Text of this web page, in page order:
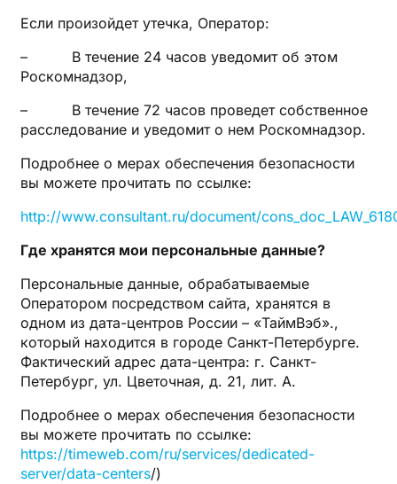
Если произойдет утечка, Оператор:
– В течение 24 часов уведомит об этом
Роскомнадзор,
– В течение 72 часов проведет собственное
расследование и уведомит о нем Роскомнадзор.
Подробнее о мерах обеспечения безопасности
вы можете прочитать по ссылке:
http://www.consultant.ru/document/
Где хранятся мои персональные данные?
Персональные данные, обрабатываемые
Оператором посредством сайта, хранятся в
одном из дата-центров России – «ТаймВэб».,
который находится в городе Санкт-Петербурге.
Фактический адрес дата-центра: г. Санкт-
Петербург, ул. Цветочная, д. 21, лит. А.
Подробнее о мерах обеспечения безопасности
вы можете прочитать по ссылке:
https://timeweb.com/ru/services/dedicated-
server/data-centers/)